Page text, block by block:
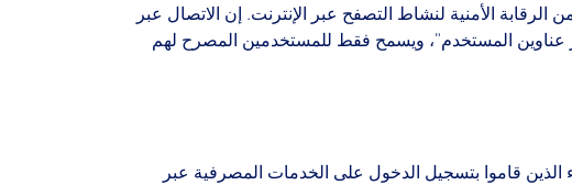
أن يضمن وجود مستوى كاف من الرقابة الأمنية لنشاط التصفح عبر الإنترنت. إن الاتصال عبر
عناوين المستخدم"، ويسمح فقط للمستخدمين المصرح لهم
الذين قاموا بتسجيل الدخول على الخدمات المصرفية عبر